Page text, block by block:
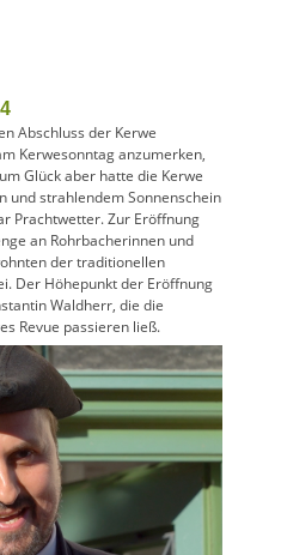
Abschluss der Kerwe
Kerwesonntag anzumerken,
Glück aber hatte die Kerwe
und strahlendem Sonnenschein
Prachtwetter. Zur Eröffnung
an Rohrbacherinnen und
der traditionellen
Der Höhepunkt der Eröffnung
Waldherr, die die
Revue passieren ließ.